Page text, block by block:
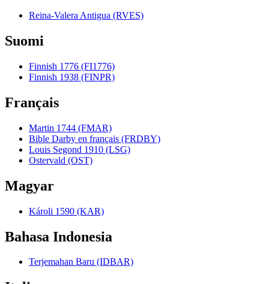
Reina-Valera Antigua (RVES)
Suomi
Finnish 1776 (FI1776)
Finnish 1938 (FINPR)
Français
Martin 1744 (FMAR)
Bible Darby en français (FRDBY)
Louis Segond 1910 (LSG)
Ostervald (OST)
Magyar
Károli 1590 (KAR)
Bahasa Indonesia
Terjemahan Baru (IDBAR)